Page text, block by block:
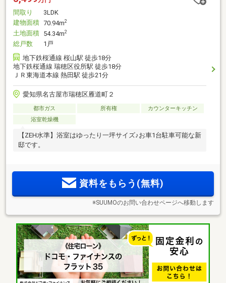
間取り
3LDK
建物面積 70.94m2
土地面積 54.34m2
総戸数
1戸
地下鉄桜通線 桜山駅 徒歩18分
地下鉄桜通線 瑞穂区役所駅 徒歩18分
ＪＲ東海道本線 熱田駅 徒歩21分
愛知県名古屋市瑞穂区雁道町２
都市ガス 所有権
カウンターキッチン
浴室乾燥機
【ZEH水準】浴室はゆったり一坪サイズ♪お車1台駐車可能な新
邸です。
資料をもらう(無料)
※SUUMOのお問い合わせページへ移動します